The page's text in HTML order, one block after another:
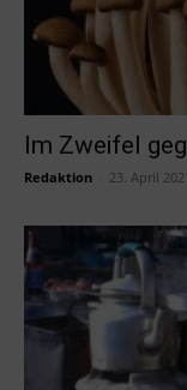
Im Zweifel
Redaktion 23. April